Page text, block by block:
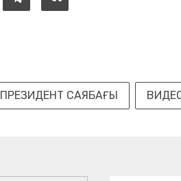
ПРЕЗИДЕНТ САЯБАҒЫ